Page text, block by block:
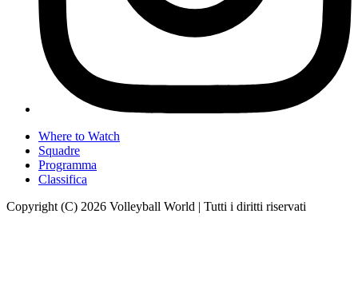
Where to Watch
Squadre
Programma
Classifica
Copyright (C) 2026 Volleyball World | Tutti i diritti riservati